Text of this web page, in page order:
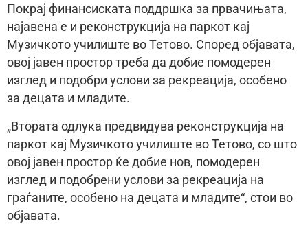
Покрај финансиската поддршка за првачињата,
најавена е и реконструкција на паркот кај
Музичкото училиште во Тетово. Според објавата,
овој јавен простор треба да добие помодерен
изглед и подобри услови за рекреација, особено
за децата и младите.
„Втората одлука предвидува реконструкција на
паркот кај Музичкото училиште во Тетово, со што
овој јавен простор ќе добие нов, помодерен
изглед и подобрени услови за рекреација на
граѓаните, особено на децата и младите“, стои во
објавата.